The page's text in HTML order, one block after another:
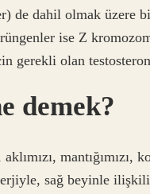
de dahil olmak üzere
ise Z
gerekli olan
demek?
aklımızı,
sağ beyinle